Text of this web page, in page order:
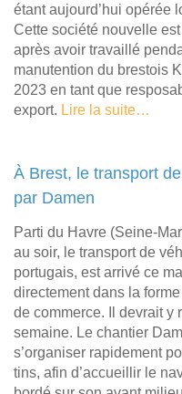
étant aujourd’hui opérée
Cette société nouvelle
après avoir travaillé
manutention du brestois
2023 en tant que
export. Lire la suite…
À Brest, le transport
par Damen
Parti du Havre (Seine-
au soir, le transport de
portugais, est arrivé ce
directement dans la
de commerce. Il devrait y
semaine. Le chantier
s’organiser rapidement
tins, afin d’accueillir le